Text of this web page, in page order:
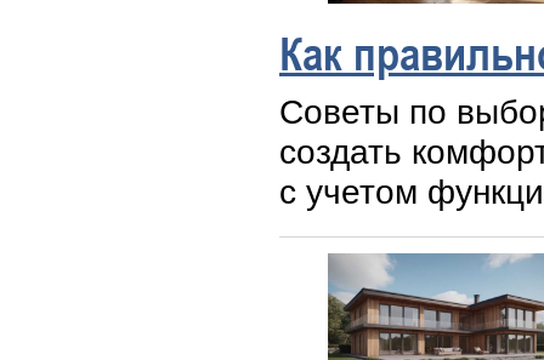
Как
Советы по
создать
с учетом